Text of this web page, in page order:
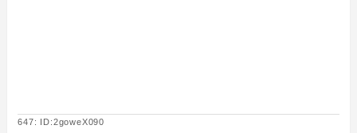
647: ID:2goweX090